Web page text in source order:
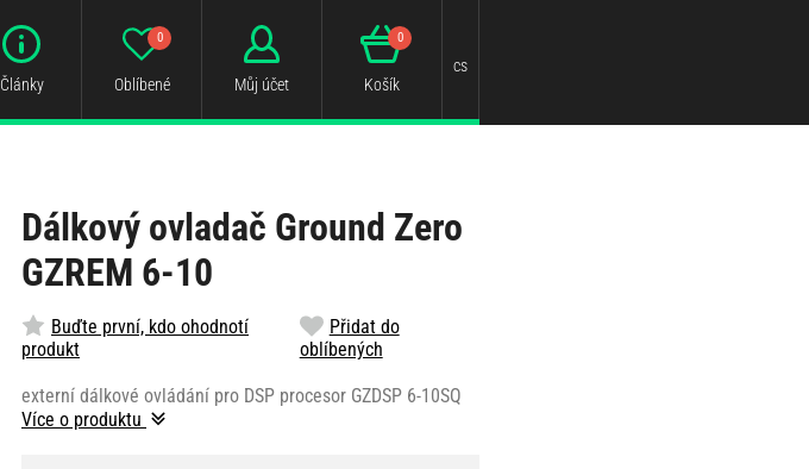
Články Oblíbené
0
Můj účet Košík
0
cs
Dálkový ovladač Ground Zero
GZREM 6-10
Buďte první, kdo ohodnotí
produkt
Přidat do
oblíbených
externí dálkové ovládání pro DSP procesor GZDSP 6-10SQ
Více o produktu